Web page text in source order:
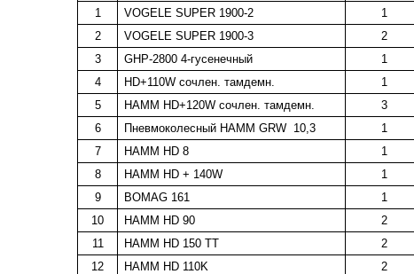
1 VOGELE SUPER 1900-2 1
2
VOGELE SUPER 1900-3 2
3
GHP-2800 4-гусенечный 1
4
HD+110W сочлен. тамдемн. 1
5
HAMM HD+120W сочлен. тамдемн. 3
6
Пневмоколесный HАММ GRW 10,3 1
7
HAMM HD 8 1
8
HAMM HD + 140W 1
9
BOMAG 161 1
10
HAMM HD 90 2
11
HAMM HD 150 TT 2
12
HAMM HD 110K 2